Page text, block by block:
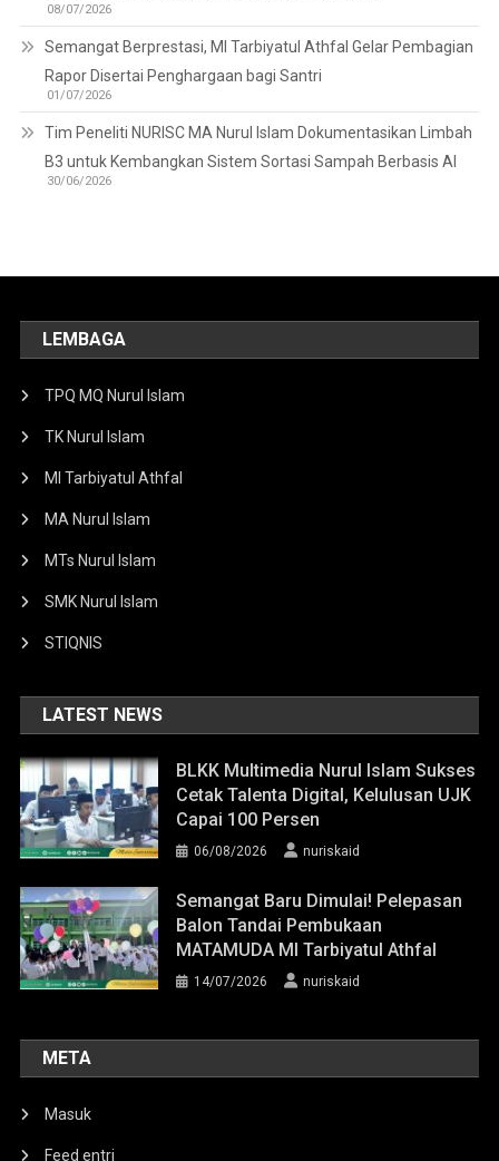
08/07/2026
Semangat Berprestasi, MI Tarbiyatul Athfal Gelar Pembagian
Rapor Disertai Penghargaan bagi Santri
01/07/2026
Tim Peneliti NURISC MA Nurul Islam Dokumentasikan Limbah
B3 untuk Kembangkan Sistem Sortasi Sampah Berbasis AI
30/06/2026
LEMBAGA
TPQ MQ Nurul Islam
TK Nurul Islam
MI Tarbiyatul Athfal
MA Nurul Islam
MTs Nurul Islam
SMK Nurul Islam
STIQNIS
LATEST NEWS
BLKK Multimedia Nurul Islam Sukses
Cetak Talenta Digital, Kelulusan UJK
Capai 100 Persen
06/08/2026 nuriskaid
Semangat Baru Dimulai! Pelepasan
Balon Tandai Pembukaan
MATAMUDA MI Tarbiyatul Athfal
14/07/2026 nuriskaid
META
Masuk
Feed entri